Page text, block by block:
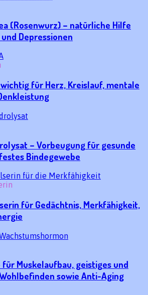
(Rosenwurz) – natürliche Hilfe
Depressionen
wichtig für Herz, Kreislauf, mentale
– Vorbeugung für gesunde
Bindegewebe
für Gedächtnis, Merkfähigkeit,
Muskelaufbau, geistiges und
sowie Anti-Aging